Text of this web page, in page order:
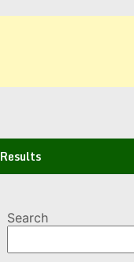
Results
Search